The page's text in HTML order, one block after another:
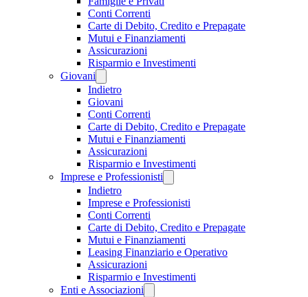
Conti Correnti
Carte di Debito, Credito e Prepagate
Mutui e Finanziamenti
Assicurazioni
Risparmio e Investimenti
Giovani
Indietro
Giovani
Conti Correnti
Carte di Debito, Credito e Prepagate
Mutui e Finanziamenti
Assicurazioni
Risparmio e Investimenti
Imprese e Professionisti
Indietro
Imprese e Professionisti
Conti Correnti
Carte di Debito, Credito e Prepagate
Mutui e Finanziamenti
Leasing Finanziario e Operativo
Assicurazioni
Risparmio e Investimenti
Enti e Associazioni